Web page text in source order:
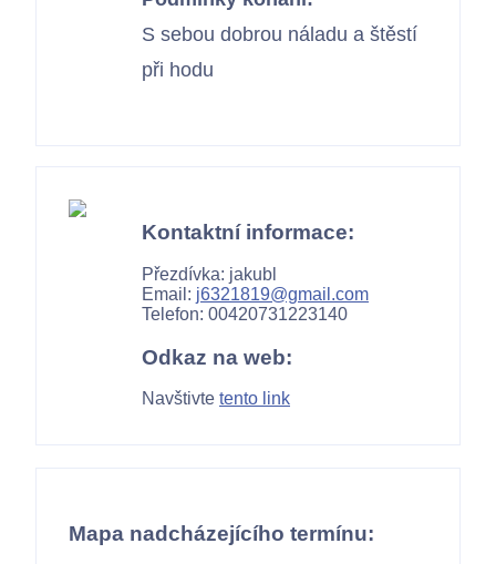
S sebou dobrou náladu a štěstí
při hodu
Kontaktní informace:
Přezdívka: jakubl
Email: j6321819@gmail.com
Telefon: 00420731223140
Odkaz na web:
Navštivte tento link
Mapa nadcházejícího termínu: